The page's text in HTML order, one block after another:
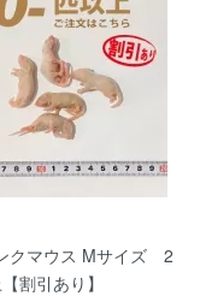
クマウス Mサイズ 2
割引あり】